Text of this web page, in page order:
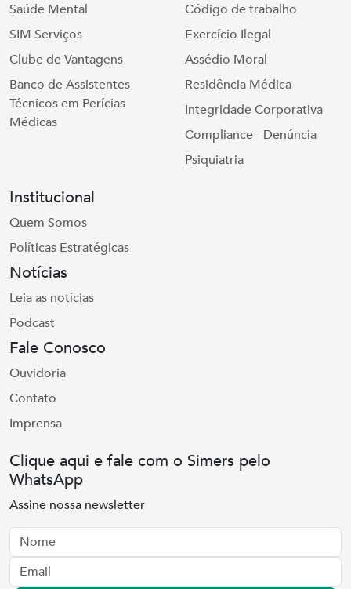
Saúde Mental
SIM Serviços
Clube de Vantagens
Banco de Assistentes
Técnicos em Perícias
Médicas
Código de trabalho
Exercício Ilegal
Assédio Moral
Residência Médica
Integridade Corporativa
Compliance - Denúncia
Psiquiatria
Institucional
Quem Somos
Políticas Estratégicas
Notícias
Leia as notícias
Podcast
Fale Conosco
Ouvidoria
Contato
Imprensa
Clique aqui e fale com o Simers pelo
WhatsApp
Assine nossa newsletter
Nome
Email